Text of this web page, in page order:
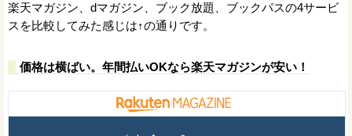
楽天マガジン、dマガジン、ブック放題、ブックパスの4サービ
スを比較してみた感じは↑の通りです。
価格は横ばい。年間払いOKなら楽天マガジンが安い！